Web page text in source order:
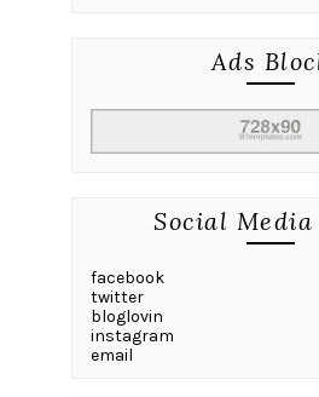
Ads
Social Media
facebook
twitter
bloglovin
instagram
email